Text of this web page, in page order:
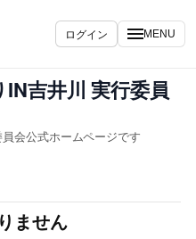
ログイン MENU
吉井川 実行委員
会公式ホームページです
ません